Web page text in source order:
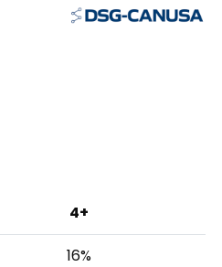
4+
16%